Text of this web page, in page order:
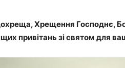
Хрещення Господнє,
привітань зі святом для